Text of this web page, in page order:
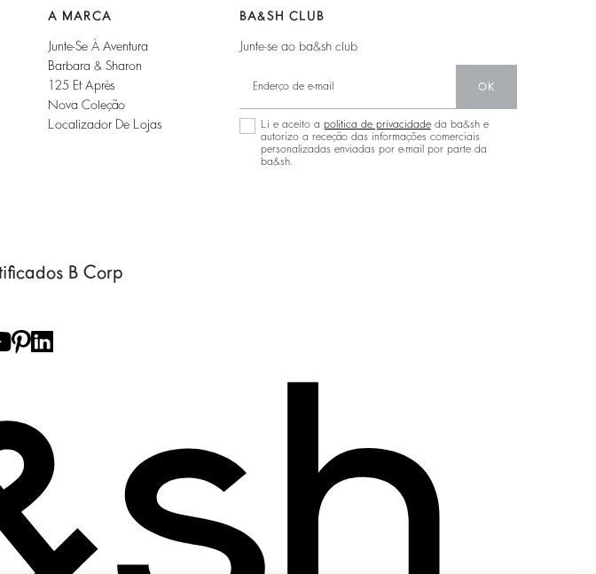
A MARCA
Junte-Se À Aventura
Barbara & Sharon
125 Et Après
Nova Coleção
Localizador De Lojas
BA&SH CLUB
Junte-se ao ba&sh club
OK
Li e aceito a política de privacidadeda ba&sh e
autorizo a receção das informações comerciais
personalizadas enviadas por e-mail por parte da
ba&sh.
B Corp